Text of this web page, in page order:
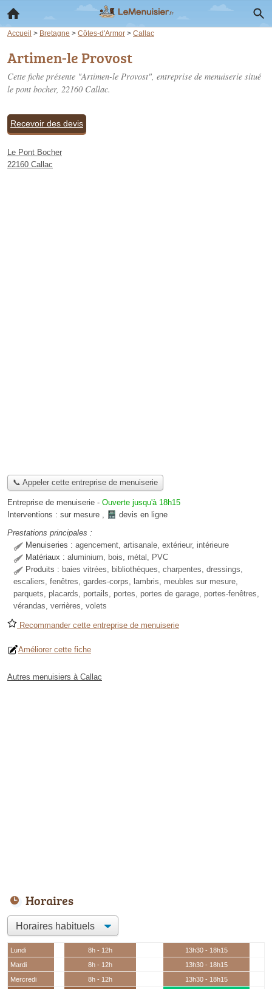
Accueil > Bretagne > Côtes-d'Armor > Callac
Artimen-le Provost
Cette fiche présente "Artimen-le Provost", entreprise de menuiserie situé
le pont bocher, 22160 Callac.
Recevoir des devis
Le Pont Bocher
22160 Callac
📞 Appeler cette entreprise de menuiserie
Entreprise de menuiserie - Ouverte jusqu'à 18h15
Interventions : sur mesure ,
devis en ligne
Prestations principales :
Menuiseries : agencement, artisanale, extérieur, intérieure
Matériaux : aluminium, bois, métal, PVC
Produits : baies vitrées, bibliothèques, charpentes, dressings,
escaliers, fenêtres, gardes-corps, lambris, meubles sur mesure,
parquets, placards, portails, portes, portes de garage, portes-fenêtres,
vérandas, verrières, volets
Recommander cette entreprise de menuiserie
Améliorer cette fiche
Autres menuisiers à Callac
Horaires
Lundi 8h - 12h
13h30 - 18h15
Mardi
8h - 12h
13h30 - 18h15
Mercredi
8h - 12h
13h30 - 18h15